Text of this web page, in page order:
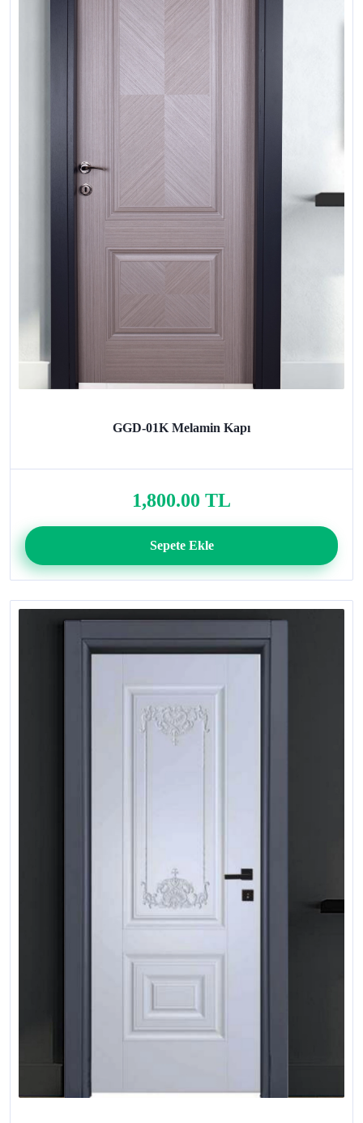
GGD-01K Melamin Kapı
1,800.00 TL
Sepete Ekle